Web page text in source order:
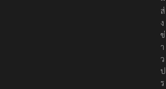
ส่
ง
ข่
า
ว
ป
ร